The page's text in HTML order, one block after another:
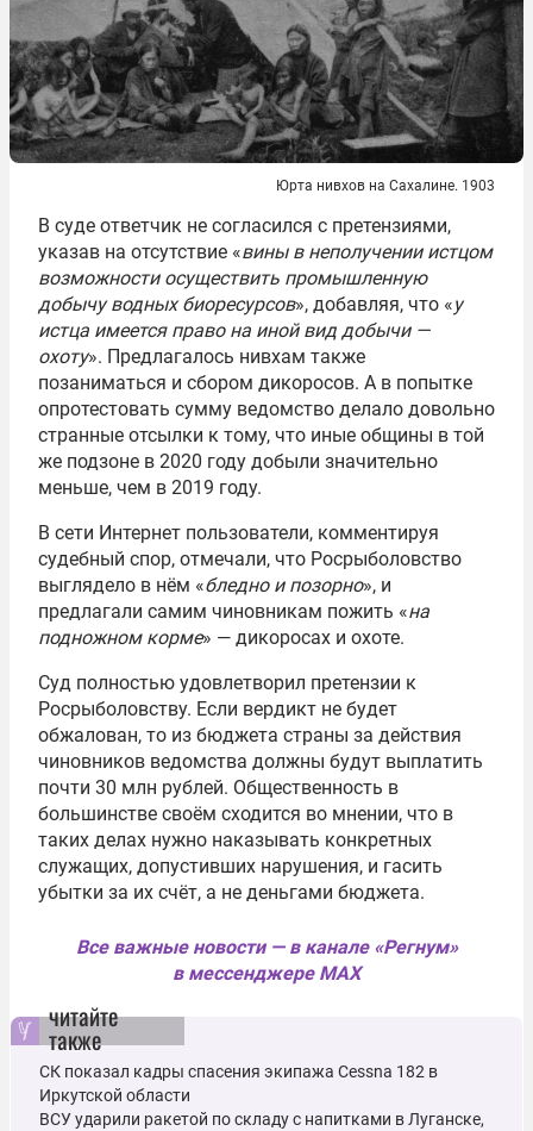
Юрта нивхов на Сахалине. 1903
В суде ответчик не согласился с претензиями,
указав на отсутствие «вины в неполучении истцом
возможности осуществить промышленную
добычу водных биоресурсов», добавляя, что «у
истца имеется право на иной вид добычи —
охоту». Предлагалось нивхам также
позаниматься и сбором дикоросов. А в попытке
опротестовать сумму ведомство делало довольно
странные отсылки к тому, что иные общины в той
же подзоне в 2020 году добыли значительно
меньше, чем в 2019 году.
В сети Интернет пользователи, комментируя
судебный спор, отмечали, что Росрыболовство
выглядело в нём «бледно и позорно», и
предлагали самим чиновникам пожить «на
подножном корме» — дикоросах и охоте.
Суд полностью удовлетворил претензии к
Росрыболовству. Если вердикт не будет
обжалован, то из бюджета страны за действия
чиновников ведомства должны будут выплатить
почти 30 млн рублей. Общественность в
большинстве своём сходится во мнении, что в
таких делах нужно наказывать конкретных
служащих, допустивших нарушения, и гасить
убытки за их счёт, а не деньгами бюджета.
Все важные новости — в канале «Регнум»
в мессенджере MAX
читайте
также
СК показал кадры спасения экипажа Cessna 182 в
Иркутской области
ВСУ ударили ракетой по складу с напитками в Луганске,